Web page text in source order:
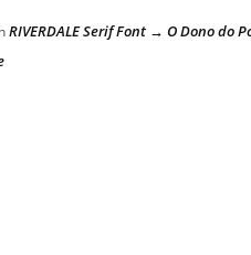
RIVERDALE Serif Font → O Dono do